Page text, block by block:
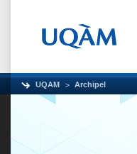
UQAM Archipel